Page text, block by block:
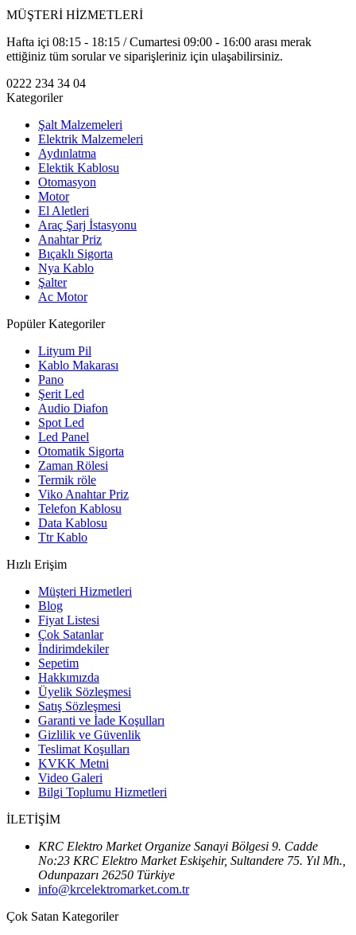
MÜŞTERİ HİZMETLERİ
Hafta içi 08:15 - 18:15 / Cumartesi 09:00 - 16:00 arası merak
ettiğiniz tüm sorular ve siparişleriniz için ulaşabilirsiniz.
0222 234 34 04
Kategoriler
Şalt Malzemeleri
Elektrik Malzemeleri
Aydınlatma
Elektik Kablosu
Otomasyon
Motor
El Aletleri
Araç Şarj İstasyonu
Anahtar Priz
Bıçaklı Sigorta
Nya Kablo
Şalter
Ac Motor
Popüler Kategoriler
Lityum Pil
Kablo Makarası
Pano
Şerit Led
Audio Diafon
Spot Led
Led Panel
Otomatik Sigorta
Zaman Rölesi
Termik röle
Viko Anahtar Priz
Telefon Kablosu
Data Kablosu
Ttr Kablo
Hızlı Erişim
Müşteri Hizmetleri
Blog
Fiyat Listesi
Çok Satanlar
İndirimdekiler
Sepetim
Hakkımızda
Üyelik Sözleşmesi
Satış Sözleşmesi
Garanti ve İade Koşulları
Gizlilik ve Güvenlik
Teslimat Koşulları
KVKK Metni
Video Galeri
Bilgi Toplumu Hizmetleri
İLETİŞİM
KRC Elektro Market Organize Sanayi Bölgesi 9. Cadde
No:23 KRC Elektro Market Eskişehir, Sultandere 75. Yıl Mh.,
Odunpazarı 26250 Türkiye
info@krcelektromarket.com.tr
Çok Satan Kategoriler